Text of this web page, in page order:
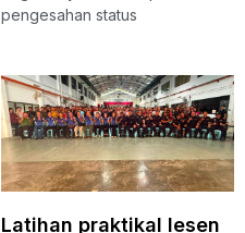
pengesahan status
Latihan praktikal lesen